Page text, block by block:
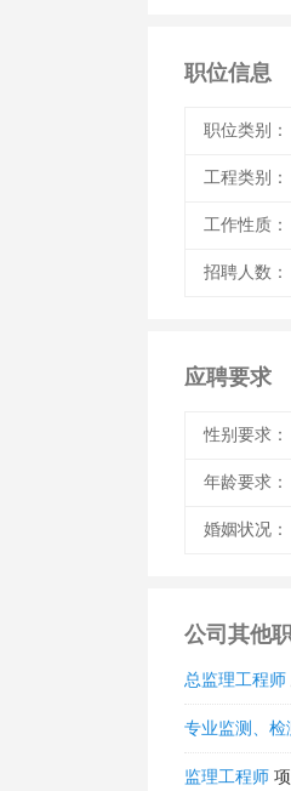
职位信息
职位类别：
工程类别：
工作性质：
招聘人数：
应聘要求
性别要求：
年龄要求：
婚姻状况：
公司其他
总监理工程师
专业监测、检
监理工程师